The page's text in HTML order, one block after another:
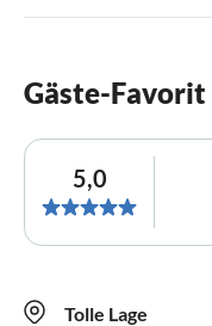
Gäste-Favorit
5,0
Tolle Lage